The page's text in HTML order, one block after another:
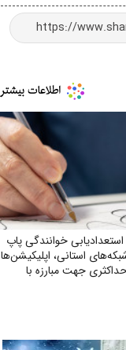
خوانندگی پاپ
استانی، اپلیکیشن‌ها
جهت مبارزه با